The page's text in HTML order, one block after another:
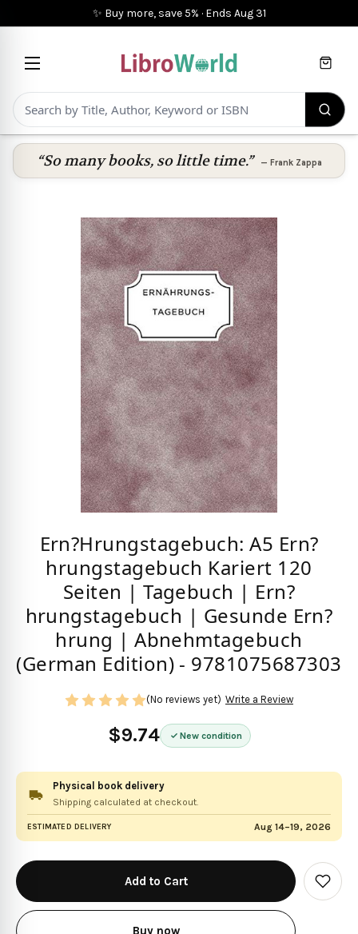
✨ Buy more, save 5% · Ends Aug 31
Cart
“So many books, so little time.” — Frank Zappa
Ern?Hrungstagebuch: A5 Ern?
hrungstagebuch Kariert 120
Seiten | Tagebuch | Ern?
hrungstagebuch | Gesunde Ern?
hrung | Abnehmtagebuch
(German Edition) - 9781075687303
$9.74 New condition
(No reviews yet) Write a Review
Physical book delivery
Shipping calculated at checkout.
ESTIMATED DELIVERY Aug 14–19, 2026
in
stock
Buy now
Add
to